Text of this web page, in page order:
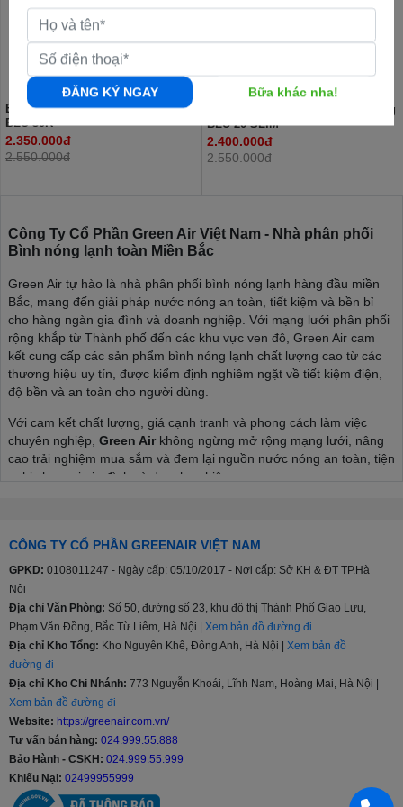
Bình nóng lạnh Ariston 30l vuông
BLU 30R
2.350.000đ
2.550.000đ
Bình nóng lạnh Ariston 20l ngang
BLU 20 SLIM
2.400.000đ
2.550.000đ
Công Ty Cổ Phần Green Air Việt Nam - Nhà phân phối
Bình nóng lạnh toàn Miền Bắc
Green Air tự hào là nhà phân phối bình nóng lạnh hàng đầu miền
Bắc, mang đến giải pháp nước nóng an toàn, tiết kiệm và bền bỉ
cho hàng ngàn gia đình và doanh nghiệp. Với mạng lưới phân phối
rộng khắp từ Thành phố đến các khu vực ven đô, Green Air cam
kết cung cấp các sản phẩm bình nóng lạnh chất lượng cao từ các
thương hiệu uy tín, được kiểm định nghiêm ngặt về tiết kiệm điện,
độ bền và an toàn cho người dùng.
Với cam kết chất lượng, giá cạnh tranh và phong cách làm việc
chuyên nghiệp, Green Airkhông ngừng mở rộng mạng lưới, nâng
cao trải nghiệm mua sắm và đem lại nguồn nước nóng an toàn, tiện
nghi cho mọi gia đình và doanh nghiệp.
khách hàng sản phẩm bình nóng lạnh gián tiếp chất lượng cao,
được thiết kế để tối ưu hóa hiệu suất, tiết kiệm năng lượng và tăng
độ bền cho mọi công trình. Viessmann, thương hiệu đến từ Đức
- dẫn đầu trong lĩnh vực nhiệt lạnh và nhiệt điện, nổi tiếng với công
nghệ tiên tiến, độ tin cậy cao và hiệu suất vượt trội, từ đó mang lại
nguồn nước nóng ổn định và an toàn.
Việc phân phối độc quyền giúp Green Air đảm bảo sự đồng bộ từ
khâu tư vấn kỹ thuật đến lắp đặt, vận hành và bảo trì. Đội ngũ kỹ
thuật viên của Green Air được đào tạo bài bản, am hiểu sâu về đặc
thù từng dự án, từ căn hộ cao cấp cho gia đình cho đến các công
Khách hàng sẽ được hưởng chế độ bảo hành chặt chẽ, dịch vụ hậu
CÔNG TY CỔ PHẦN GREENAIR VIỆT NAM
GPKD: 0108011247 - Ngày cấp: 05/10/2017 - Nơi cấp: Sở KH & ĐT TP.Hà
Nội
Địa chỉ Văn Phòng: Số 50, đường số 23, khu đô thị Thành Phố Giao Lưu,
Phạm Văn Đồng, Bắc Từ Liêm, Hà Nội | Xem bản đồ đường đi
Địa chỉ Kho Tổng: Kho Nguyên Khê, Đông Anh, Hà Nội | Xem bản đồ
đường đi
Địa chỉ Kho Chi Nhánh: 773 Nguyễn Khoái, Lĩnh Nam, Hoàng Mai, Hà Nội |
Xem bản đồ đường đi
Website: https://greenair.com.vn/
Tư vấn bán hàng: 024.999.55.888
Bảo Hành - CSKH: 024.999.55.999
Khiếu Nại: 02499955999
ĐĂNG KÝ NGAY Bữa khác nha!